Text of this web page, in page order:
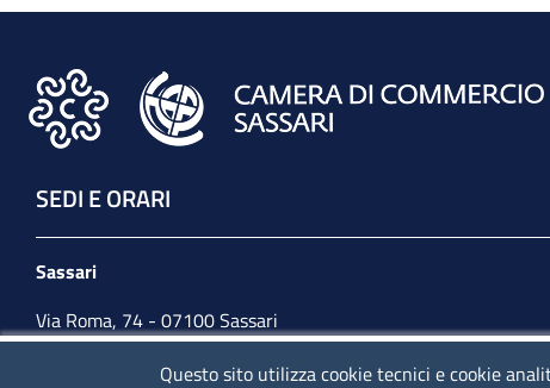
SEDI E ORARI
Sassari
Via Roma, 74 - 07100 Sassari
Tel. 079 2080274
Questo sito utilizza cookie tecnici e cookie